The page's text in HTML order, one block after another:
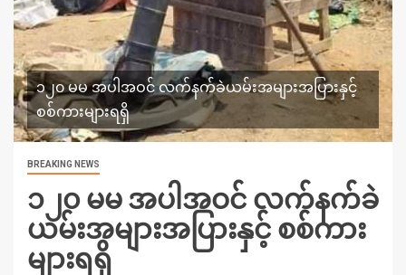
၁၂၀ မမ အပါအဝင် လက်နက်ခဲယမ်းအများအပြားနှင့်
စစ်ကားများရရှိ
BREAKING NEWS
၁၂၀ မမ အပါအဝင် လက်နက်ခဲ
ယမ်းအများအပြားနှင့် စစ်ကား
များရရှိ